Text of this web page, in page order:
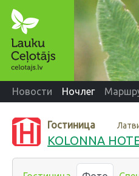
Новости Ночлег
Гостиница
KOLONNA